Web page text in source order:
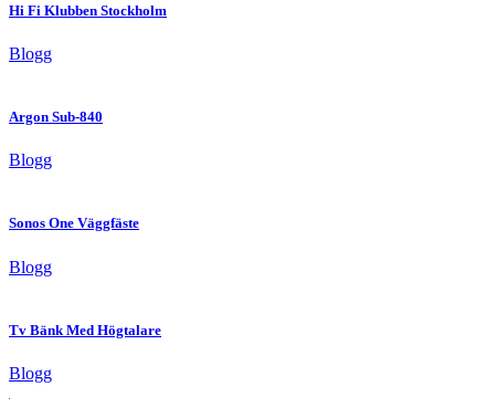
Hi Fi Klubben Stockholm
Blogg
Argon Sub-840
Blogg
Sonos One Väggfäste
Blogg
Tv Bänk Med Högtalare
Blogg